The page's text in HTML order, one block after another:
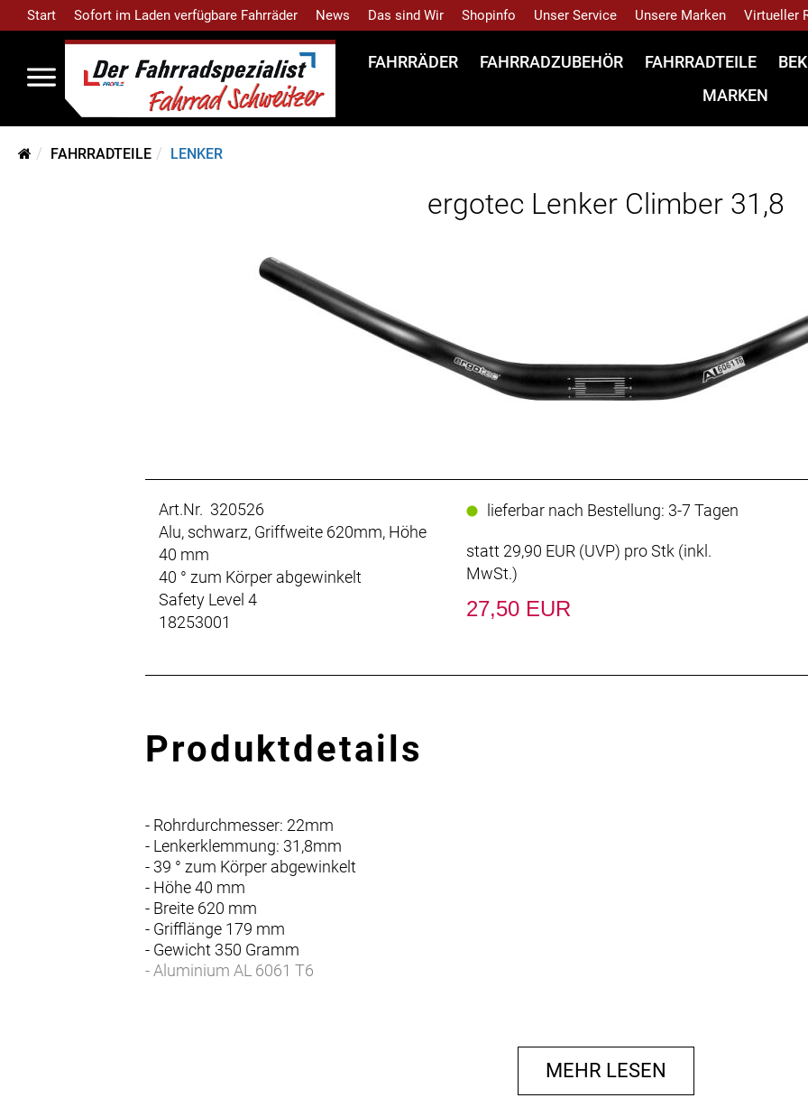
Start Sofort im Laden verfügbare Fahrräder News Das sind Wir Shopinfo Unser Service Unsere Marken Virtueller
FAHRRÄDER FAHRRADZUBEHÖR FAHRRADTEILE
MARKEN
FAHRRADTEILE LENKER
ergotec Lenker Climber 31,8
Art.Nr. 320526
Alu, schwarz, Griffweite 620mm, Höhe
40 mm
40 ° zum Körper abgewinkelt
Safety Level 4
18253001
lieferbar nach Bestellung: 3-7 Tagen
statt 29,90 EUR (UVP) pro Stk (inkl.
MwSt.)
27,50 EUR
Produktdetails
- Rohrdurchmesser: 22mm
- Lenkerklemmung: 31,8mm
- 39 ° zum Körper abgewinkelt
- Höhe 40 mm
- Breite 620 mm
- Grifflänge 179 mm
- Gewicht 350 Gramm
- Aluminium AL 6061 T6
MEHR LESEN